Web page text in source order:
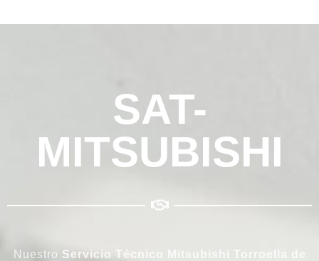
SAT-
MITSUBISHI
Nuestro Servicio Técnico Mitsubishi Torroella de